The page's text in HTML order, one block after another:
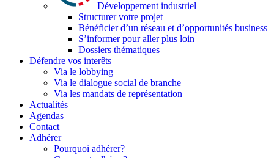
Développement industriel
Structurer votre projet
Bénéficier d’un réseau et d’opportunités business
S’informer pour aller plus loin
Dossiers thématiques
Défendre vos interêts
Via le lobbying
Via le dialogue social de branche
Via les mandats de représentation
Actualités
Agendas
Contact
Adhérer
Pourquoi adhérer?